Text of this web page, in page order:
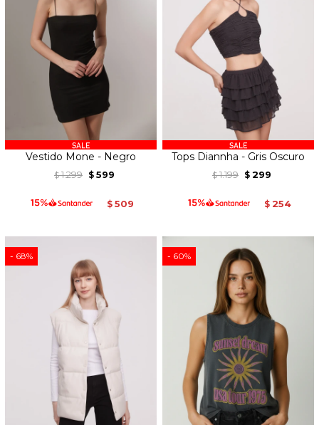
Vestido Mone - Negro
$ 1.299 $ 599
$ 509
Tops Diannha - Gris Oscuro
$ 1.199 $ 299
$ 254
68 60